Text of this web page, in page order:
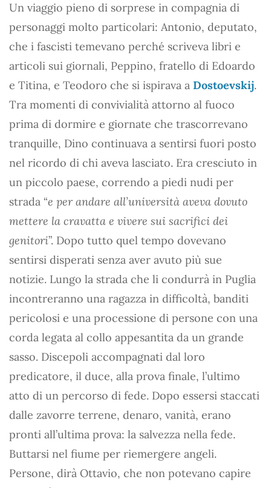
Un viaggio pieno di sorprese in compagnia di
personaggi molto particolari: Antonio, deputato,
che i fascisti temevano perché scriveva libri e
articoli sui giornali, Peppino, fratello di Edoardo
e Titina, e Teodoro che si ispirava a Dostoevskij.
Tra momenti di convivialità attorno al fuoco
prima di dormire e giornate che trascorrevano
tranquille, Dino continuava a sentirsi fuori posto
nel ricordo di chi aveva lasciato. Era cresciuto in
un piccolo paese, correndo a piedi nudi per
strada “e per andare all’università aveva dovuto
mettere la cravatta e vivere sui sacrifici dei
genitori”. Dopo tutto quel tempo dovevano
sentirsi disperati senza aver avuto più sue
notizie. Lungo la strada che li condurrà in Puglia
incontreranno una ragazza in difficoltà, banditi
pericolosi e una processione di persone con una
corda legata al collo appesantita da un grande
sasso. Discepoli accompagnati dal loro
predicatore, il duce, alla prova finale, l’ultimo
atto di un percorso di fede. Dopo essersi staccati
dalle zavorre terrene, denaro, vanità, erano
pronti all’ultima prova: la salvezza nella fede.
Buttarsi nel fiume per riemergere angeli.
Persone, dirà Ottavio, che non potevano capire